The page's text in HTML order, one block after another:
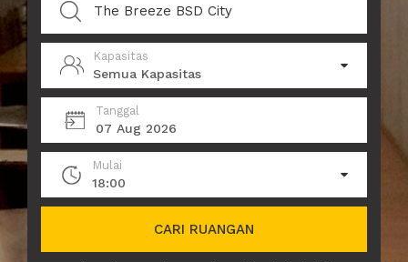
Kapasitas
Semua Kapasitas
Tanggal
07 Aug 2026
Mulai
18:00
CARI RUANGAN